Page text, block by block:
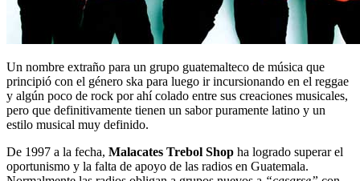
Un nombre extraño para un grupo guatemalteco de música que
principió con el género ska para luego ir incursionando en el reggae
y algún poco de rock por ahí colado entre sus creaciones musicales,
pero que definitivamente tienen un sabor puramente latino y un
estilo musical muy definido.
De 1997 a la fecha, Malacates Trebol Shop ha logrado superar el
oportunismo y la falta de apoyo de las radios en Guatemala.